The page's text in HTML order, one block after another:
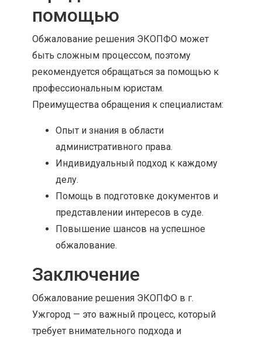
помощью
Обжалование решения ЭКОПФО может
быть сложным процессом, поэтому
рекомендуется обращаться за помощью к
профессиональным юристам.
Преимущества обращения к специалистам:
Опыт и знания в области
административного права.
Индивидуальный подход к каждому
делу.
Помощь в подготовке документов и
представлении интересов в суде.
Повышение шансов на успешное
обжалование.
Заключение
Обжалование решения ЭКОПФО в г.
Ужгород — это важный процесс, который
требует внимательного подхода и